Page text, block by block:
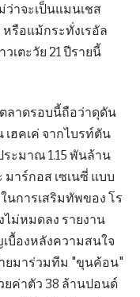
าจะเป็นแมนเชส
หรือแม้กระทั่งเรอัล
เตะวัย 21 ปีรายนี้
ลาดรอบนี้ถือว่าดุดัน
ฮคเค่ จากไบรท์ตัน
ะมาณ 1.15 พันล้าน
มาร์กอส เซเนซี่ แบบ
นการเสริมทัพของ โร
ไม่หมดลง รายงาน
บื้องหลังความสนใจ
ายมาร่วมทีม "ขุนค้อน"
ค่าตัว 38 ล้านปอนด์